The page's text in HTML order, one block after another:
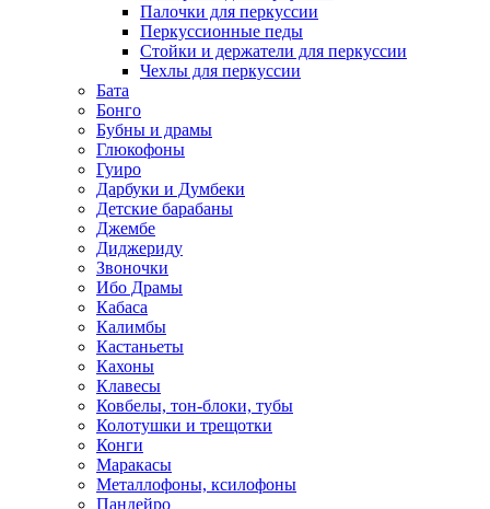
Палочки для перкуссии
Перкуссионные педы
Стойки и держатели для перкуссии
Чехлы для перкуссии
Бата
Бонго
Бубны и драмы
Глюкофоны
Гуиро
Дарбуки и Думбеки
Детские барабаны
Джембе
Диджериду
Звоночки
Ибо Драмы
Кабаса
Калимбы
Кастаньеты
Кахоны
Клавесы
Ковбелы, тон-блоки, тубы
Колотушки и трещотки
Конги
Маракасы
Металлофоны, ксилофоны
Пандейро